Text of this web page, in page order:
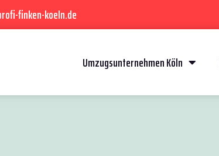
finken-koeln.de
Umzugsunternehmen Köln